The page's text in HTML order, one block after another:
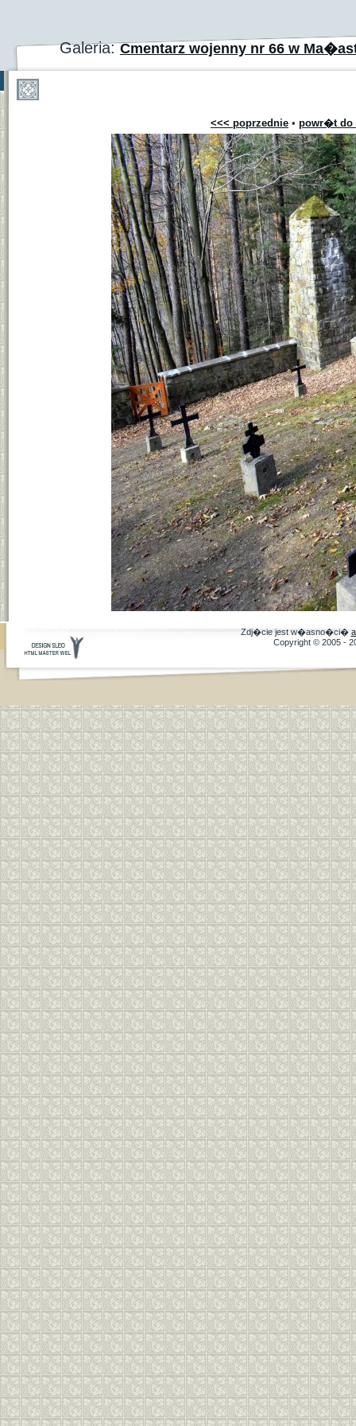
Galeria:Cmentarz wojenny nr 66 w
<<< poprzednie • powr�t do
Zdj�cie jest w�asno�ci�
Copyright © 2005 -